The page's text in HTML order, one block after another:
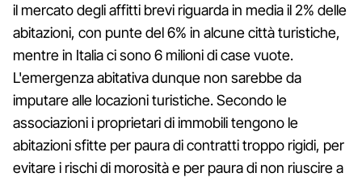
il mercato degli affitti brevi riguarda in media il 2% delle
abitazioni, con punte del 6% in alcune città turistiche,
mentre in Italia ci sono 6 milioni di case vuote.
L'emergenza abitativa dunque non sarebbe da
imputare alle locazioni turistiche. Secondo le
associazioni i proprietari di immobili tengono le
abitazioni sfitte per paura di contratti troppo rigidi, per
evitare i rischi di morosità e per paura di non riuscire a